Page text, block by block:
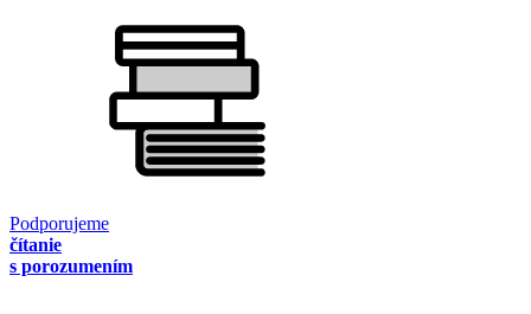
Podporujeme
čítanie
s porozumením